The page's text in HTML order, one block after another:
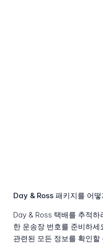
Day & Ross 패키지를 어
Day & Ross 택배를 추적
한 운송장 번호를 준비하
관련된 모든 정보를 확인할